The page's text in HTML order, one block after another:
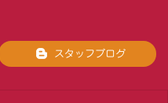
スタッフブログ